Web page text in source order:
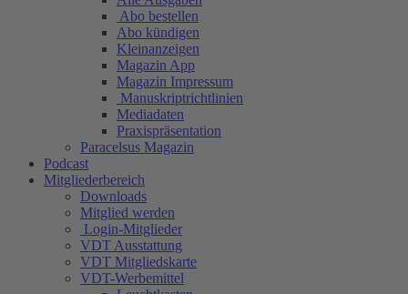
Abo bestellen
Abo kündigen
Kleinanzeigen
Magazin App
Magazin Impressum
Manuskriptrichtlinien
Mediadaten
Praxispräsentation
Paracelsus Magazin
Podcast
Mitgliederbereich
Downloads
Mitglied werden
Login-Mitglieder
VDT Ausstattung
VDT Mitgliedskarte
VDT-Werbemittel